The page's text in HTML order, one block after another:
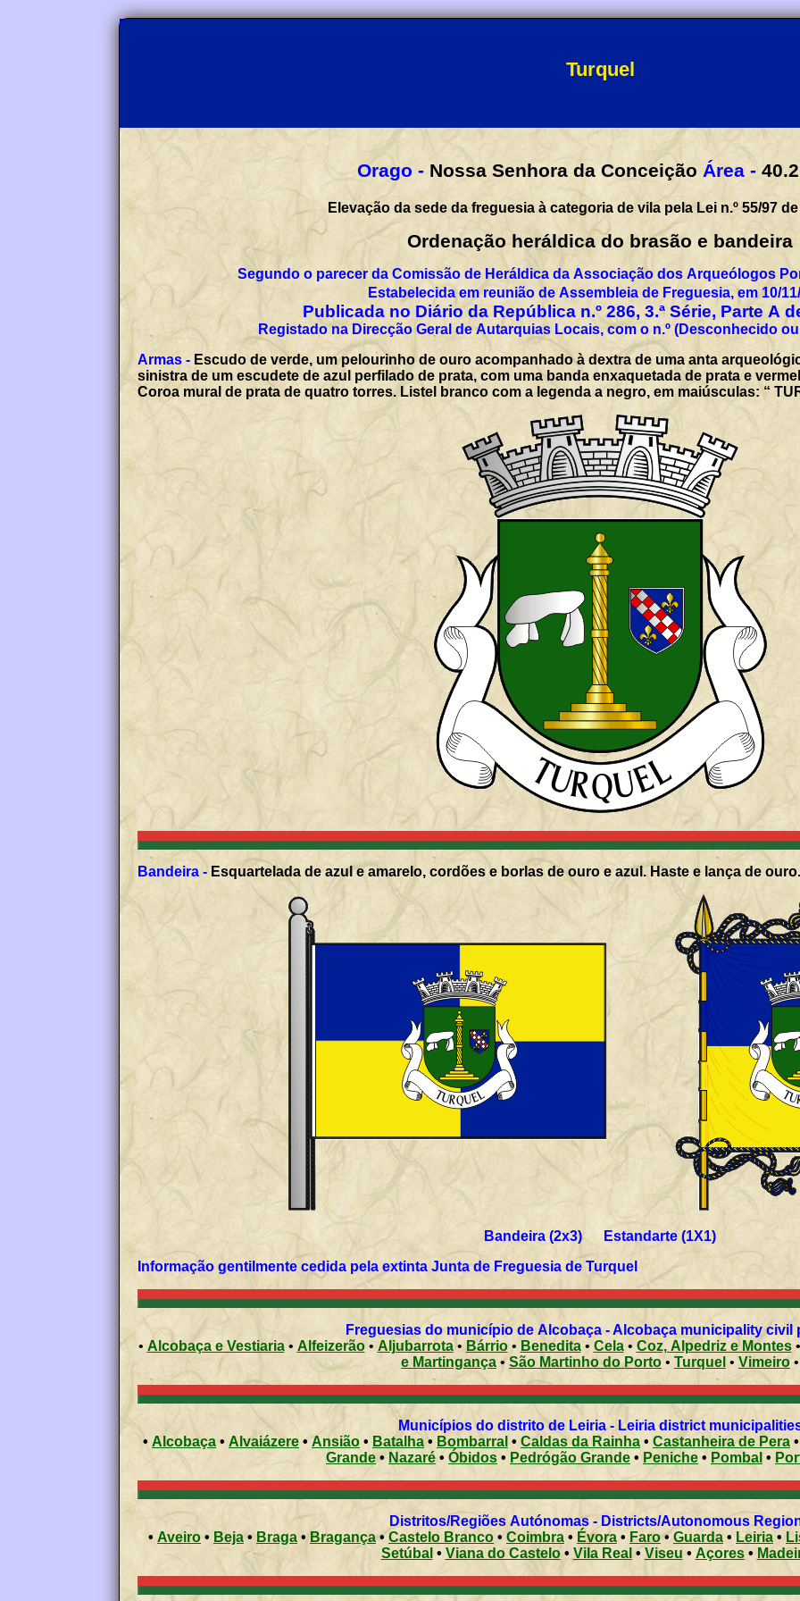
Turquel
Orago - Nossa Senhora da Conceição Área - 40.2
Elevação da sede da freguesia à categoria de vila pela Lei n.º 55/97 de
Ordenação heráldica do brasão e bandeira
Segundo o parecer da Comissão de Heráldica da Associação dos Arqueólogos
Estabelecida em reunião de Assembleia de Freguesia, em 10/
Publicada no Diário da República n.º 286, 3.ª Série, Parte A
Registado na Direcção Geral de Autarquias Locais, com o n.º (Desconhecido
Armas - Escudo de verde, um pelourinho de ouro acompanhado à dextra de uma anta
sinistra de um escudete de azul perfilado de prata, com uma banda enxaquetada de prata e
Coroa mural de prata de quatro torres. Listel branco com a legenda a negro, em maiúsculas: “
Bandeira - Esquartelada de azul e amarelo, cordões e borlas de ouro e azul. Haste e lança de
Bandeira (2x3) Estandarte (1X1)
Informação gentilmente cedida pela extinta Junta de Freguesia de Turquel
Freguesias do município de Alcobaça - Alcobaça municipality civil
• Alcobaça e Vestiaria • Alfeizerão • Aljubarrota• Bárrio • Benedita • Cela• Coz, Alpedriz e Montes
e Martingança •São Martinho do Porto• Turquel • Vimeiro •
Municípios do distrito de Leiria - Leiria district
• Alcobaça • Alvaiázere •Ansião • Batalha • Bombarral • Caldas da Rainha • Castanheira de Pera
Grande •Nazaré • Óbidos • Pedrógão Grande • Peniche • Pombal •
Distritos/Regiões Autónomas - Districts/Autonomous
• Aveiro• Beja • Braga •Bragança•Castelo Branco • Coimbra • Évora • Faro•Guarda • Leiria •
Setúbal • Viana do Castelo• Vila Real • Viseu • Açores •